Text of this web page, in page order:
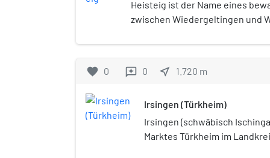
Heisteig ist der Name eines
zwischen Wiedergeltingen und
Heisteig wird auch der genau
favorite 0 reviews 0 near_me 1.720 m
Irsingen (Türkheim)
Irsingen (schwäbisch
Marktes Türkheim im